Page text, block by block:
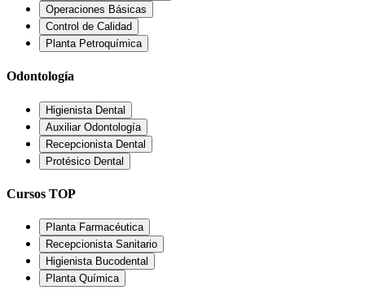
Operaciones Básicas
Control de Calidad
Planta Petroquímica
Odontología
Higienista Dental
Auxiliar Odontología
Recepcionista Dental
Protésico Dental
Cursos TOP
Planta Farmacéutica
Recepcionista Sanitario
Higienista Bucodental
Planta Química